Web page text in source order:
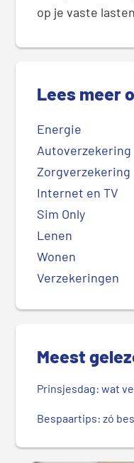
op je vaste
Lees meer
Energie
Autoverzekering
Zorgverzekering
Internet en TV
Sim Only
Lenen
Wonen
Verzekeringen
Meest
Prinsjesdag: wat
Bespaartips: zó